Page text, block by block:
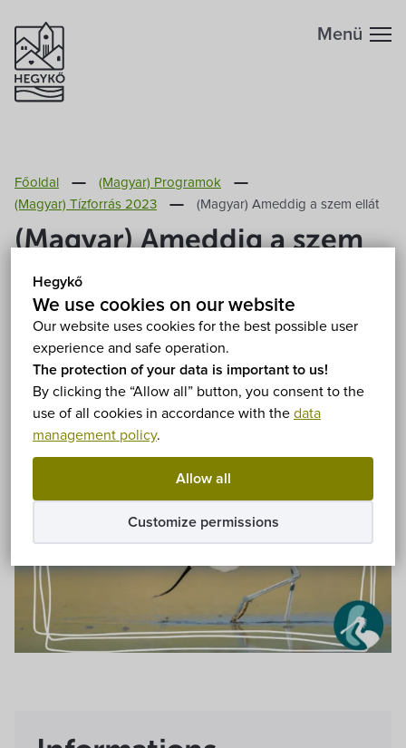
Hegykő
We use cookies on our website
Our website uses cookies for the best possible user
experience and safe operation.
The protection of your data is important to us!
By clicking the “Allow all” button, you consent to the
use of all cookies in accordance with the data
management policy.
Allow all
Customize permissions
Menü
Főoldal
(Magyar) Programok
(Magyar) Tízforrás 2023
(Magyar) Ameddig a szem ellát
(Magyar) Ameddig a szem
ellát
(Magyar) Hegykő, Tornácos Lifestyle Hotel 9437
Free Szabadtéri Túra